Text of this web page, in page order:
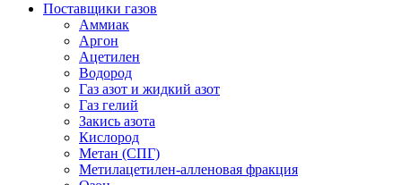
Поставщики газов
Аммиак
Аргон
Ацетилен
Водород
Газ азот и жидкий азот
Газ гелий
Закись азота
Кислород
Метан (СПГ)
Метилацетилен-алленовая фракция